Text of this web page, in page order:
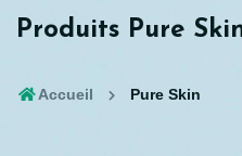
Produits Pure
Accueil Pure Skin